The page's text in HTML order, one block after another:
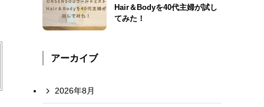
Hair＆Bodyを40代主婦が試し
てみた！
アーカイブ
2026年8月